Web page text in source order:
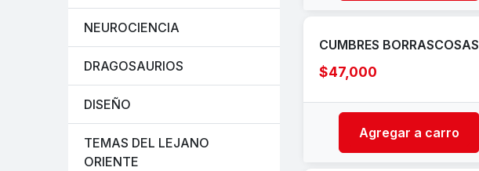
NEUROCIENCIA
DRAGOSAURIOS
DISEÑO
TEMAS DEL LEJANO
ORIENTE
CUMBRES BORRASCOSAS
$47,000
Agregar a carro